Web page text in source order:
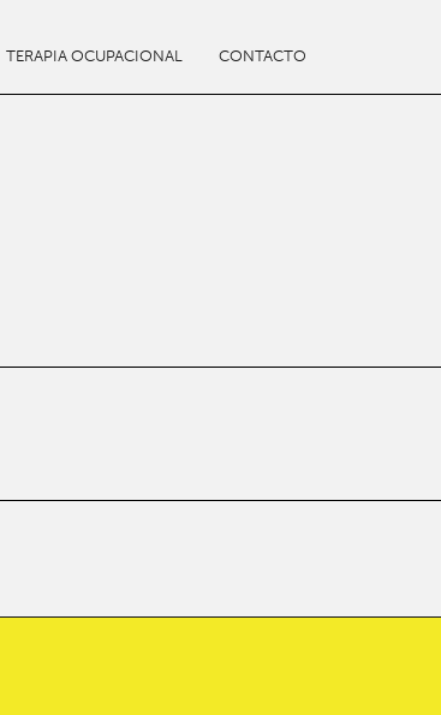
TERAPIA OCUPACIONAL CONTACTO